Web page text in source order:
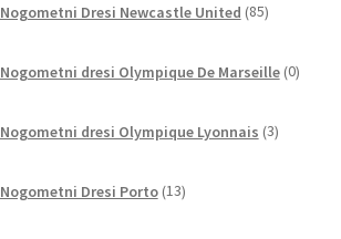
Nogometni Dresi Newcastle United 85izdelkov
Nogometni dresi Olympique De Marseille 0
Nogometni dresi Olympique Lyonnais 3izdelki
Nogometni Dresi Porto 13izdelkov